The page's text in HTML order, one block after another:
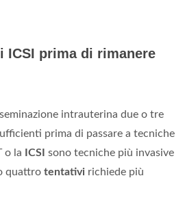
ICSI prima di rimanere
intrauterina due o tre
prima di passare a tecniche
o la
ICSI sono tecniche più invasive
quattro tentativi richiede più